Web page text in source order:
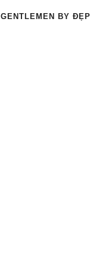
GENTLEMEN BY ĐẸP